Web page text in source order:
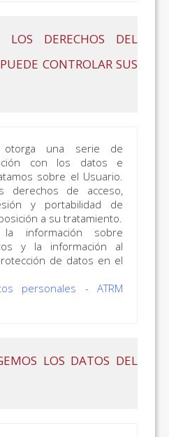
DERECHOS DEL
CONTROLAR SUS
una serie de
con los datos e
sobre el Usuario.
derechos de acceso,
y portabilidad de
a su tratamiento.
información sobre
y la información al
de datos en el
personales - ATRM
LOS DATOS DEL